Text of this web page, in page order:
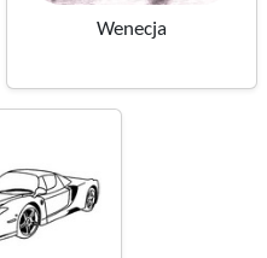
Wenecja